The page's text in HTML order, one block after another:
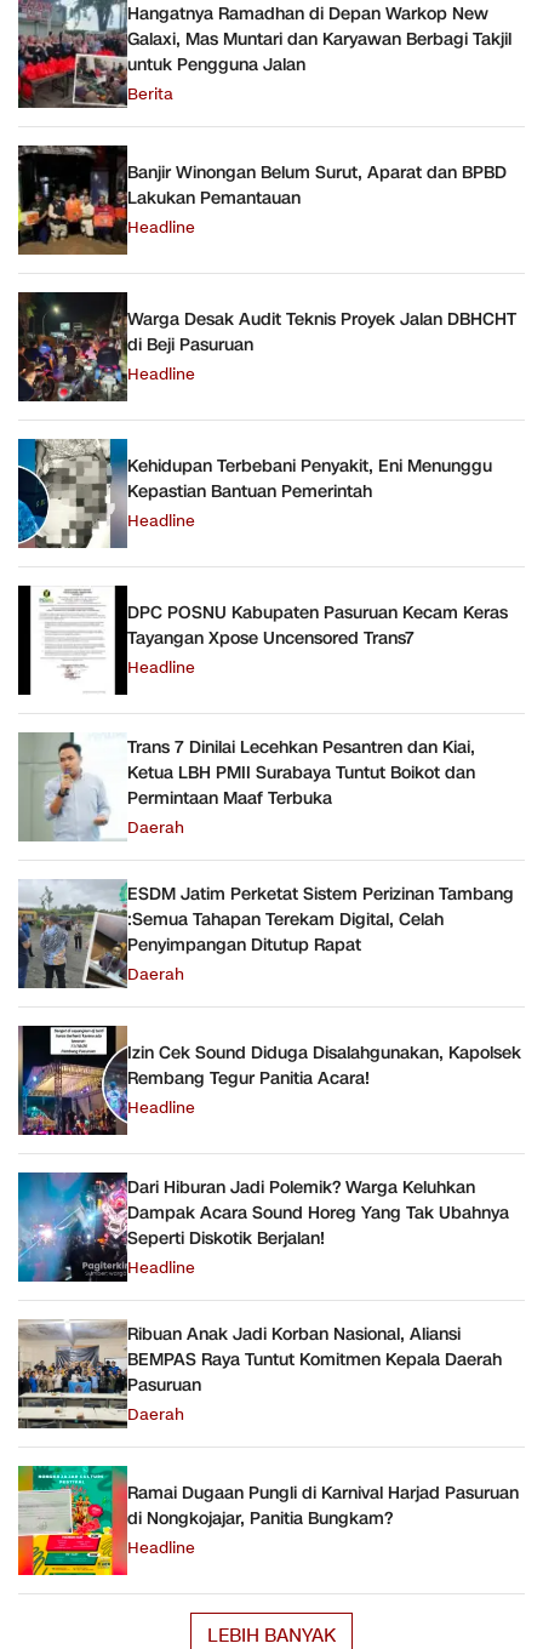
Hangatnya Ramadhan di Depan Warkop New
Galaxi, Mas Muntari dan Karyawan Berbagi Takjil
untuk Pengguna Jalan
Berita
Banjir Winongan Belum Surut, Aparat dan BPBD
Lakukan Pemantauan
Headline
Warga Desak Audit Teknis Proyek Jalan DBHCHT
di Beji Pasuruan
Headline
Kehidupan Terbebani Penyakit, Eni Menunggu
Kepastian Bantuan Pemerintah
Headline
DPC POSNU Kabupaten Pasuruan Kecam Keras
Tayangan Xpose Uncensored Trans7
Headline
Trans 7 Dinilai Lecehkan Pesantren dan Kiai,
Ketua LBH PMII Surabaya Tuntut Boikot dan
Permintaan Maaf Terbuka
Daerah
ESDM Jatim Perketat Sistem Perizinan Tambang
:Semua Tahapan Terekam Digital, Celah
Penyimpangan Ditutup Rapat
Daerah
Izin Cek Sound Diduga Disalahgunakan, Kapolsek
Rembang Tegur Panitia Acara!
Headline
Dari Hiburan Jadi Polemik? Warga Keluhkan
Dampak Acara Sound Horeg Yang Tak Ubahnya
Seperti Diskotik Berjalan!
Headline
Ribuan Anak Jadi Korban Nasional, Aliansi
BEMPAS Raya Tuntut Komitmen Kepala Daerah
Pasuruan
Daerah
Ramai Dugaan Pungli di Karnival Harjad Pasuruan
di Nongkojajar, Panitia Bungkam?
Headline
LEBIH BANYAK